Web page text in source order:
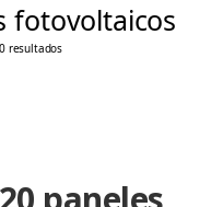
fotovoltaicos
resultados